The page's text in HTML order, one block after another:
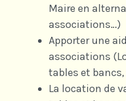
Maire en
associations…)
Apporter une
associations
tables et
La location de